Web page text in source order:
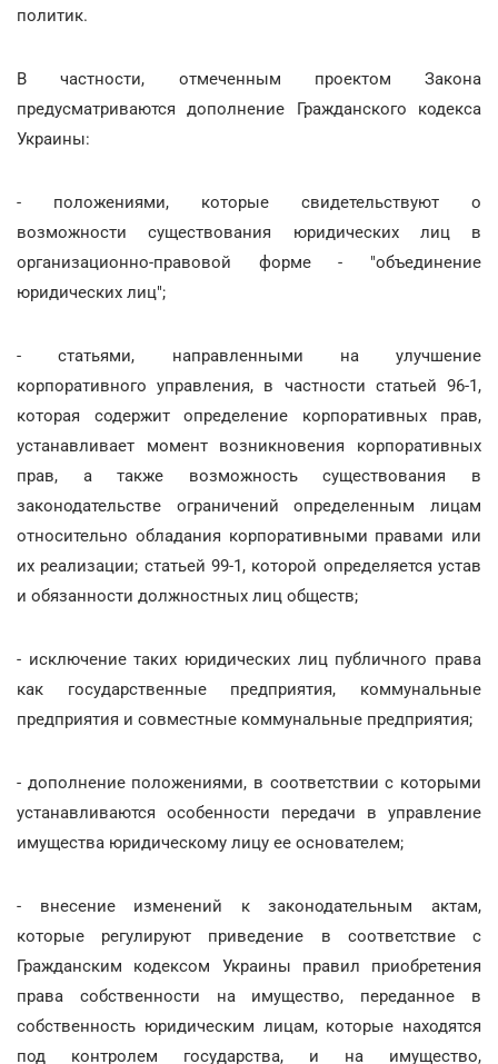
политик.
В частности, отмеченным проектом Закона
предусматриваются дополнение Гражданского кодекса
Украины:
- положениями, которые свидетельствуют о
возможности существования юридических лиц в
организационно-правовой форме - "объединение
юридических лиц";
- статьями, направленными на улучшение
корпоративного управления, в частности статьей 96-1,
которая содержит определение корпоративных прав,
устанавливает момент возникновения корпоративных
прав, а также возможность существования в
законодательстве ограничений определенным лицам
относительно обладания корпоративными правами или
их реализации; статьей 99-1, которой определяется устав
и обязанности должностных лиц обществ;
- исключение таких юридических лиц публичного права
как государственные предприятия, коммунальные
предприятия и совместные коммунальные предприятия;
- дополнение положениями, в соответствии с которыми
устанавливаются особенности передачи в управление
имущества юридическому лицу ее основателем;
- внесение изменений к законодательным актам,
которые регулируют приведение в соответствие с
Гражданским кодексом Украины правил приобретения
права собственности на имущество, переданное в
собственность юридическим лицам, которые находятся
под контролем государства, и на имущество,